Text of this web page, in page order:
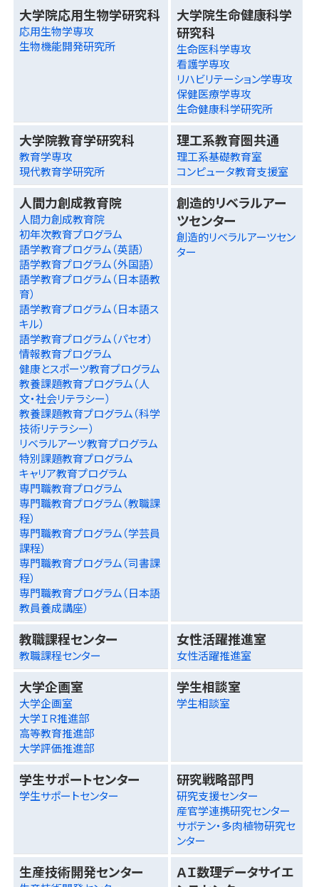
大学院応用生物学研究科
応用生物学専攻
生物機能開発研究所
大学院生命健康科学
研究科
生命医科学専攻
看護学専攻
リハビリテーション学専攻
保健医療学専攻
生命健康科学研究所
大学院教育学研究科
教育学専攻
現代教育学研究所
理工系教育圏共通
理工系基礎教育室
コンピュータ教育支援室
人間力創成教育院
人間力創成教育院
初年次教育プログラム
語学教育プログラム（英語）
語学教育プログラム（外国語）
語学教育プログラム（日本語教
育）
語学教育プログラム（日本語ス
キル）
語学教育プログラム（パセオ）
情報教育プログラム
健康とスポーツ教育プログラム
教養課題教育プログラム（人
文・社会リテラシー）
教養課題教育プログラム（科学
技術リテラシー）
リベラルアーツ教育プログラム
特別課題教育プログラム
キャリア教育プログラム
専門職教育プログラム
専門職教育プログラム（教職課
程）
専門職教育プログラム（学芸員
課程）
専門職教育プログラム（司書課
程）
専門職教育プログラム（日本語
教員養成講座）
創造的リベラルアー
ツセンター
創造的リベラルアーツセン
ター
教職課程センター
教職課程センター
女性活躍推進室
女性活躍推進室
大学企画室
大学企画室
大学ＩＲ推進部
高等教育推進部
大学評価推進部
学生相談室
学生相談室
学生サポートセンター
学生サポートセンター
研究戦略部門
研究支援センター
産官学連携研究センター
サボテン・多肉植物研究セ
ンター
生産技術開発センター
ＡＩ数理データサイエ